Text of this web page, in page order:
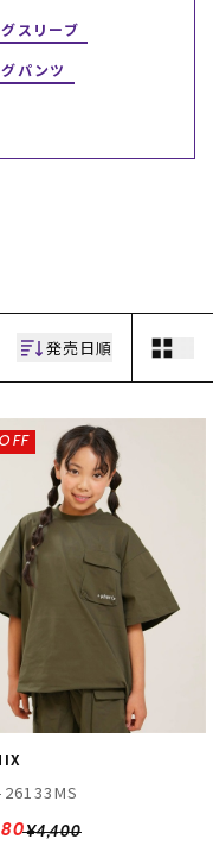
ンク
取サービス
ラッピング
ーサポート
保証について
る質問
覧
合わせ
ス
スリーブ
パンツ
発売日順
¥4,400